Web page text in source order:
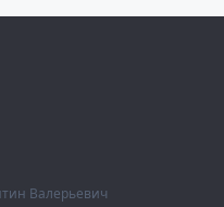
Валерьевич